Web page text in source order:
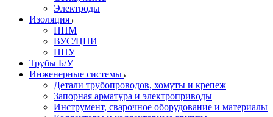
Электроды
Изоляция
ППМ
ВУС/ЦПИ
ППУ
Трубы Б/У
Инженерные системы
Детали трубопроводов, хомуты и крепеж
Запорная арматура и электроприводы
Инструмент, сварочное оборудование и материалы